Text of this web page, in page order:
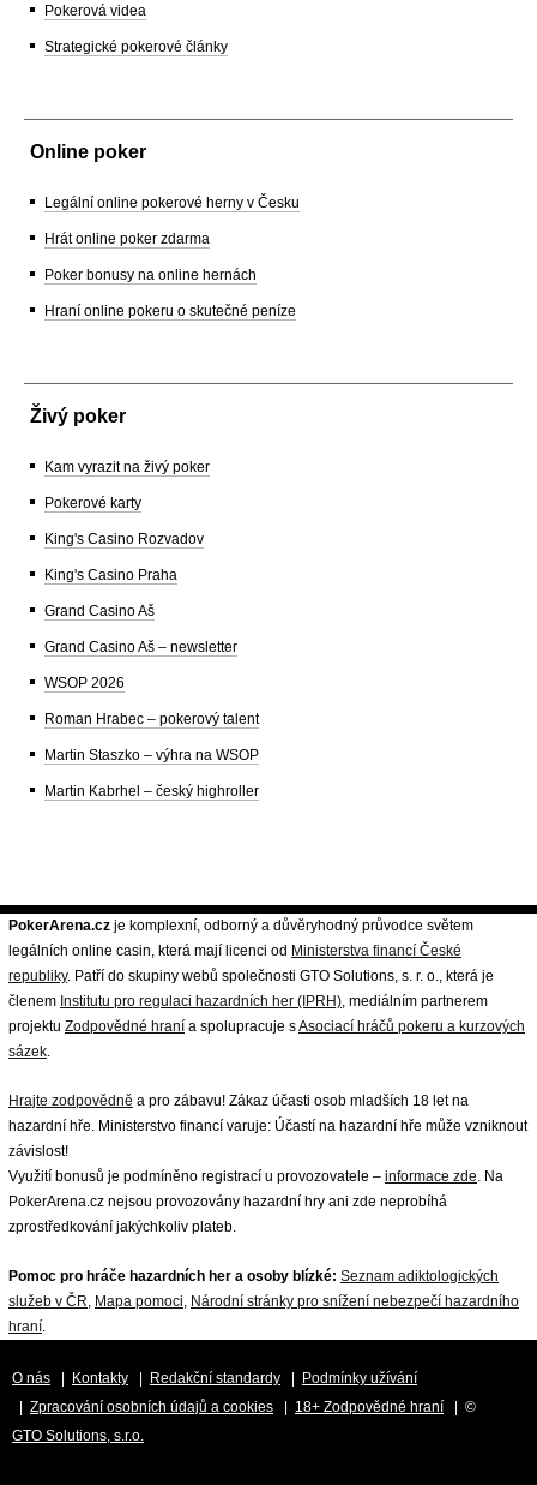
Pokerová videa
Strategické pokerové články
Online poker
Legální online pokerové herny v Česku
Hrát online poker zdarma
Poker bonusy na online hernách
Hraní online pokeru o skutečné peníze
Živý poker
Kam vyrazit na živý poker
Pokerové karty
King's Casino Rozvadov
King's Casino Praha
Grand Casino Aš
Grand Casino Aš – newsletter
WSOP 2026
Roman Hrabec – pokerový talent
Martin Staszko – výhra na WSOP
Martin Kabrhel – český highroller
PokerArena.cz je komplexní, odborný a důvěryhodný průvodce světem
legálních online casin, která mají licenci od Ministerstva financí České
republiky. Patří do skupiny webů společnosti GTO Solutions, s. r. o., která je
členem Institutu pro regulaci hazardních her (IPRH), mediálním partnerem
projektu Zodpovědné hraní a spolupracuje sAsociací hráčů pokeru a kurzových
sázek.
Hrajte zodpovědně a pro zábavu! Zákaz účasti osob mladších 18 let na
hazardní hře. Ministerstvo financí varuje: Účastí na hazardní hře může vzniknout
závislost!
Využití bonusů je podmíněno registrací u provozovatele – informace zde. Na
PokerArena.cz nejsou provozovány hazardní hry ani zde neprobíhá
zprostředkování jakýchkoliv plateb.
Pomoc pro hráče hazardních her a osoby blízké: Seznam adiktologických
služeb v ČR, Mapa pomoci, Národní stránky pro snížení nebezpečí hazardního
hraní.
O nás | Kontakty | Redakční standardy | Podmínky užívání
| Zpracování osobních údajů a cookies | 18+ Zodpovědné hraní
| ©
GTO Solutions, s.r.o.